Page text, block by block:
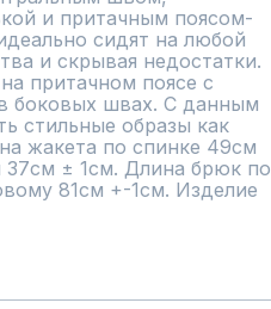
и притачным поясом-
сидят на любой
и скрывая недостатки.
притачном поясе с
боковых швах. С данным
стильные образы как
жакета по спинке 49см
37см ± 1см. Длина брюк по
81см +-1см. Изделие